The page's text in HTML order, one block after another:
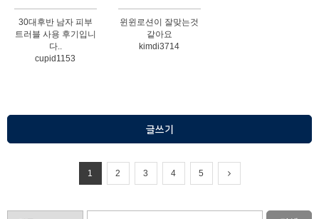
30대후반 남자 피부
트러블 사용 후기입니
다..
cupid1153
윈윈로션이 잘맞는것
같아요
kimdi3714
글쓰기
1 2 3 4 5